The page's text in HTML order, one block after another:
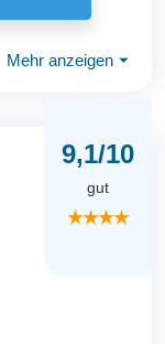
Mehr anzeigen ⏷
9,1/10
gut
★★★★